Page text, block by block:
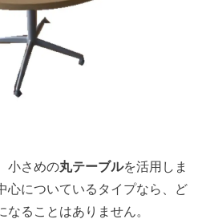
小さめの丸テーブルを活用しま
心についているタイプなら、ど
なることはありません。